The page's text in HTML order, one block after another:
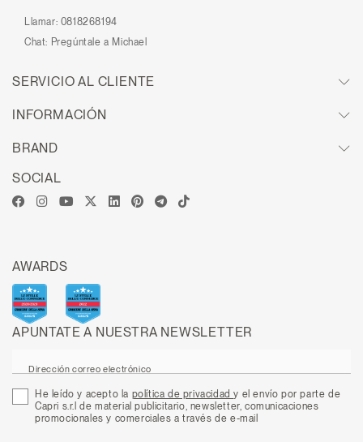
Llamar: 0818268194
Chat: Pregúntale a Michael
SERVICIO AL CLIENTE
INFORMACIÓN
BRAND
APUNTATE A NUESTRA NEWSLETTER
Dirección correo electrónico
He leído y acepto la política de privacidady el envío por parte de
Capri s.r.l de material publicitario, newsletter, comunicaciones
promocionales y comerciales a través de e-mail
SOCIAL
AWARDS